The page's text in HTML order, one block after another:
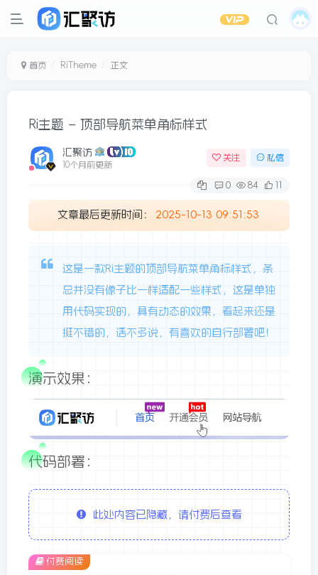
首页 RiTheme 正文
Ri主题 – 顶部导航菜单角标样式
汇聚访
10个月前更新
关注 私信
0 84 11
文章最后更新时间： 2025-10-13 09:51:53
这是一款Ri主题的顶部导航菜单角标样式，条
总并没有像子比一样适配一些样式，这是单独
用代码实现的，具有动态的效果，看起来还是
挺不错的，话不多说，有喜欢的自行部署吧！
演示效果：
代码部署：
此处内容已隐藏，请付费后查看
付费阅读